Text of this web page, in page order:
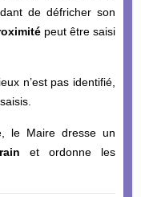
de défricher son
peut être saisi
n’est pas identifié,
le Maire dresse un
et ordonne les